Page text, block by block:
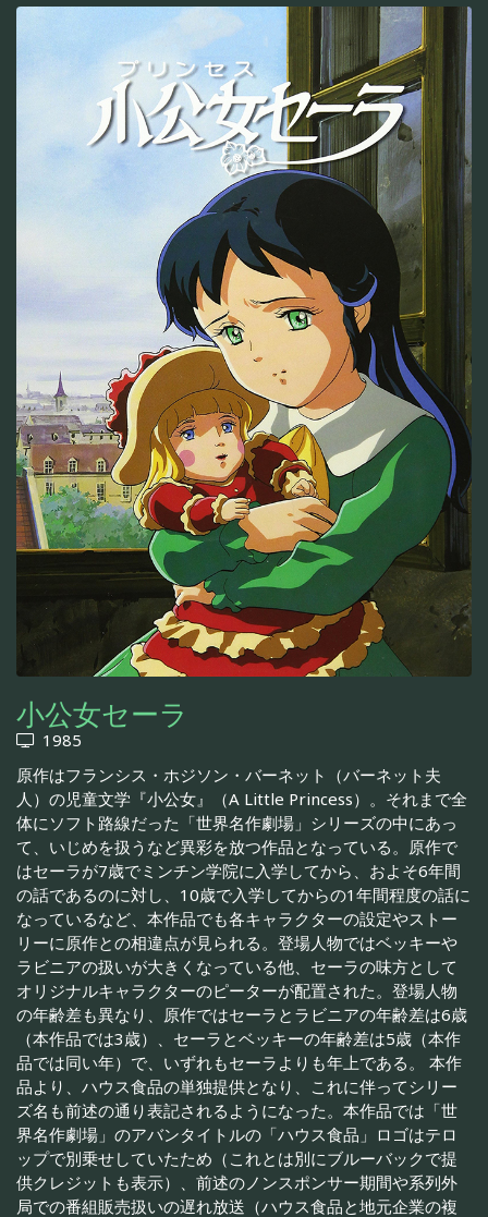
小公女セーラ
1985
原作はフランシス・ホジソン・バーネット（バーネット夫
人）の児童文学『小公女』（A Little Princess）。それまで全
体にソフト路線だった「世界名作劇場」シリーズの中にあっ
て、いじめを扱うなど異彩を放つ作品となっている。原作で
はセーラが7歳でミンチン学院に入学してから、およそ6年間
の話であるのに対し、10歳で入学してからの1年間程度の話に
なっているなど、本作品でも各キャラクターの設定やストー
リーに原作との相違点が見られる。登場人物ではベッキーや
ラビニアの扱いが大きくなっている他、セーラの味方として
オリジナルキャラクターのピーターが配置された。登場人物
の年齢差も異なり、原作ではセーラとラビニアの年齢差は6歳
（本作品では3歳）、セーラとベッキーの年齢差は5歳（本作
品では同い年）で、いずれもセーラよりも年上である。 本作
品より、ハウス食品の単独提供となり、これに伴ってシリー
ズ名も前述の通り表記されるようになった。本作品では「世
界名作劇場」のアバンタイトルの「ハウス食品」ロゴはテロ
ップで別乗せしていたため（これとは別にブルーバックで提
供クレジットも表示）、前述のノンスポンサー期間や系列外
局での番組販売扱いの遅れ放送（ハウス食品と地元企業の複